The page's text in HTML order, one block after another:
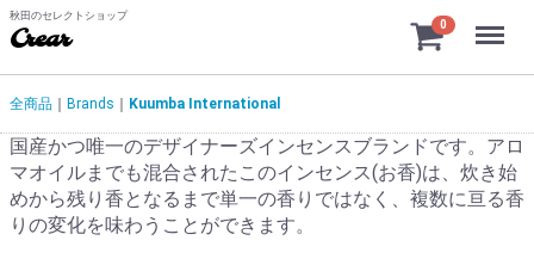
秋田のセレクトショップ
Crear
0 Menu
全商品 Brands Kuumba International
国産かつ唯一のデザイナーズインセンスブランドです。アロ
マオイルまでも混合されたこのインセンス(お香)は、炊き始
めから残り香となるまで単一の香りではなく、複数に亘る香
りの変化を味わうことができます。